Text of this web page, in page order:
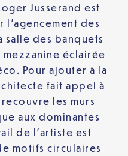
Jusserand est
des
salle des banquets
éclairée
Pour ajouter à la
fait appel à
les murs
aux dominantes
de l’artiste est
motifs circulaires